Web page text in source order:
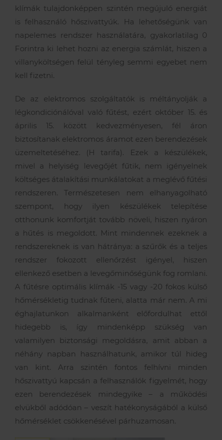
klímák tulajdonképpen szintén megújuló energiát
is felhasználó hőszivattyúk. Ha lehetőségünk van
napelemes rendszer használatára, gyakorlatilag 0
Forintra ki lehet hozni az energia számlát, hiszen a
villanyköltségen felül tényleg semmi egyebet nem
kell fizetni.
De az elektromos szolgáltatók is méltányolják a
légkondiciónálóval való fűtést, ezért október 15. és
április 15. között kedvezményesen, fél áron
biztosítanak elektromos áramot ezen berendezések
üzemeltetéséhez. (H tarifa). Ezek a készülékek,
mivel a helyiség levegőjét fűtik, nem igényelnek
költséges átalakítási munkálatokat a meglévő fűtési
rendszeren. Természetesen nem elhanyagolható
szempont, hogy ilyen készülékek telepítése
otthonunk komfortját tovább növeli, hiszen nyáron
a hűtés is megoldott. Mint mindennek ezeknek a
rendszereknek is van hátránya: a szűrők és a teljes
rendszer fokozott ellenőrzést igényel, hiszen
ellenkező esetben a levegőminőségünk fog romlani.
A fűtésre optimális klímák -15 vagy -20 fokos külső
hőmérsékletig tudnak fűteni, alatta már nem. A mi
éghajlatunkon alkalmanként előfordulhat ettől
hidegebb is, így mindenképp szükség van
valamilyen biztonsági megoldásra, amit abban a
néhány napban használhatunk, amikor túl hideg
van kint. Arra szintén fontos felhívni minden
hőszivattyú kapcsán a felhasználók figyelmét, hogy
ezen berendezések mindegyike – a működési
elvükből adódóan – veszít hatékonyságából a külső
hőmérséklet csökkenésével párhuzamosan.